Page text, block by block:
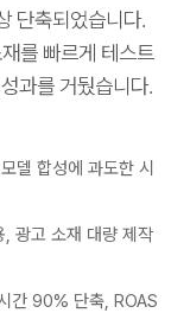
단축되었습니다.
를 빠르게 테스트
과를 거뒀습니다.
델 합성에 과도한 시
광고 소재 대량 제작
간 90% 단축, ROAS